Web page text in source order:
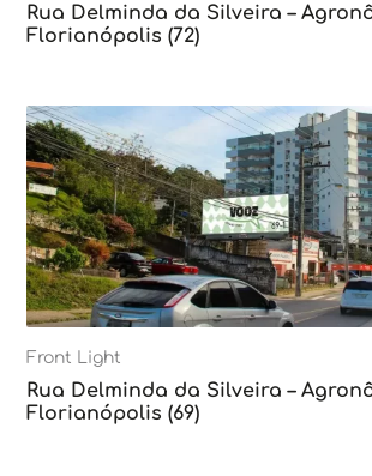
Rua Delminda da Silveira –
Florianópolis (72)
Front Light
Rua Delminda da Silveira –
Florianópolis (69)